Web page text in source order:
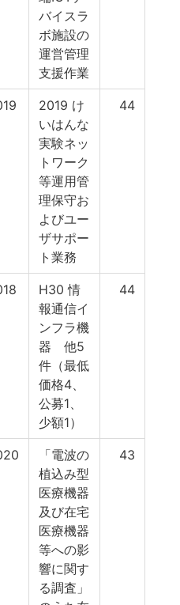
バイスラ
ボ施設の
運営管理
支援作業
2019 け
いはんな
実験ネッ
トワーク
等運用管
理保守お
よびユー
ザサポー
ト業務
44
H30 情
報通信イ
ンフラ機
器 他5
件（最低
価格4、
公募1、
少額1）
44
「電波の
植込み型
医療機器
及び在宅
医療機器
等への影
響に関す
る調査」
43